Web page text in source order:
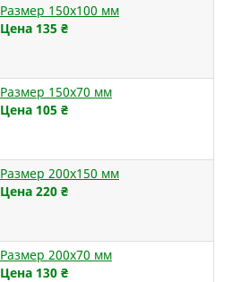
Размер 150х100 мм
Цена 135 ₴
Размер 150х70 мм
Цена 105 ₴
Размер 200х150 мм
Цена 220 ₴
Размер 200х70 мм
Цена 130 ₴